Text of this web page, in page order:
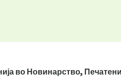
во Новинарство,